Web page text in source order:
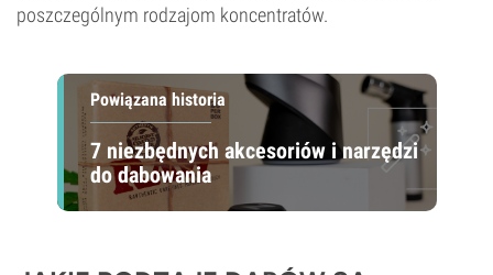
poszczególnym rodzajom koncentratów.
Powiązana historia
7 niezbędnych akcesoriów i narzędzi
do dabowania